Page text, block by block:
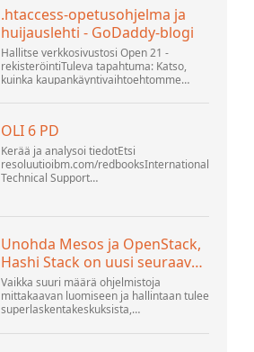
.htaccess-opetusohjelma ja
huijauslehti - GoDaddy-blogi
Hallitse verkkosivustosi Open 21 -
rekisteröintiTuleva tapahtuma: Katso,
kuinka kaupankäyntivaihtoehtomme
muuttuvaan maisemaan GoDaddy Open
Tervetuloa .htacces...
OLI 6 PD
Kerää ja analysoi tiedotEtsi
resoluutioibm.com/redbooksInternational
Technical Support
Distributed Platforms November 2005
Unohda Mesos ja OpenStack,
Hashi Stack on uusi seuraava
alusta
Vaikka suuri määrä ohjelmistoja
mittakaavan luomiseen ja hallintaan tulee
superlaskentakeskuksista,
julkisista pilvirakentajista, ihmiset tekevät